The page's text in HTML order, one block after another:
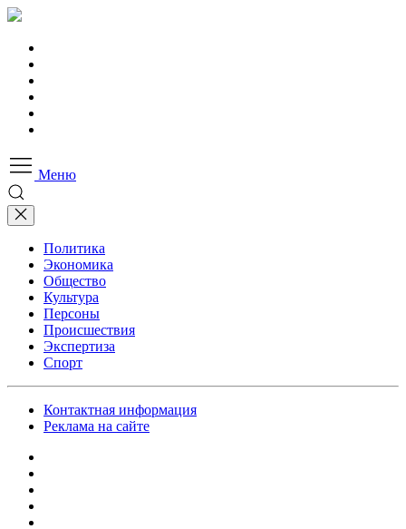
Меню
Политика
Экономика
Общество
Культура
Персоны
Происшествия
Экспертиза
Спорт
Контактная информация
Реклама на сайте